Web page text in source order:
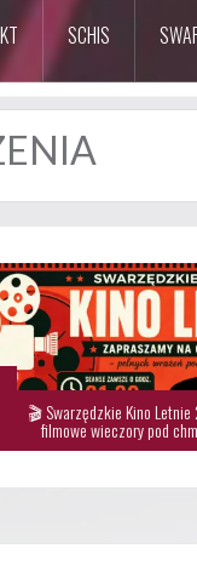
SCHIS
🎬 Swarzędzkie Kino
filmowe wieczory pod